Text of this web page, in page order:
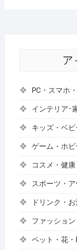
ア
PC・スマホ
インテリア･
キッズ・ベ
ゲーム・ホ
コスメ・健
スポーツ・
ドリンク・
ファッショ
ペット・花・